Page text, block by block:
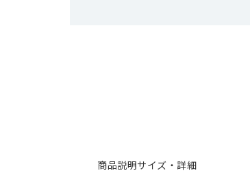
商品説明サイズ・詳細